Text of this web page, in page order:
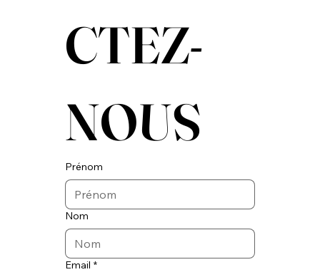
CTEZ-
NOUS
Prénom
Nom
Email *